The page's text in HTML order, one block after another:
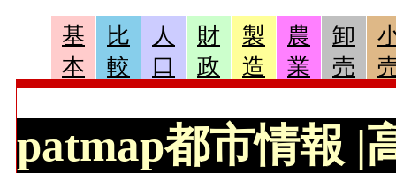
基
本
比
較
人
口
財
政
製
造
農
業
卸
売
patmap都市情報 |